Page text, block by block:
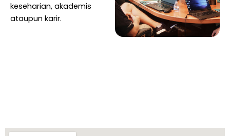
keseharian, akademis
ataupun karir.